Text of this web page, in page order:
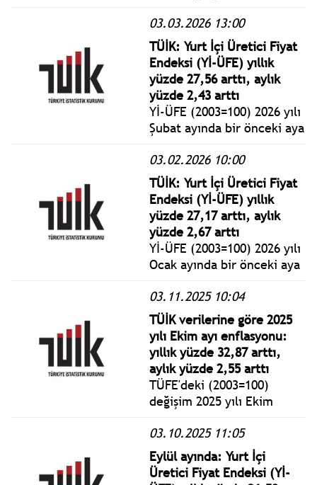
ayına göre %7,95 artış, bir
önceki yılın aynı ayına göre
%31,53 artış ve on iki aylık
ortalamalara göre %33,39
artış olarak gerçekleşti.
03.03.2026 13:00
TÜİK: Yurt İçi Üretici Fiyat
Endeksi (Yİ-ÜFE) yıllık
yüzde 27,56 arttı, aylık
yüzde 2,43 arttı
Yİ-ÜFE (2003=100) 2026 yılı
Şubat ayında bir önceki aya
yılın Aralık ayına göre
%5,16 artış, bir önceki yılın
aynı ayına göre %27,56 artış
ve on iki aylık ortalamalara
göre %25,60 artış gösterdi.
03.02.2026 10:00
TÜİK: Yurt İçi Üretici Fiyat
Endeksi (Yİ-ÜFE) yıllık
yüzde 27,17 arttı, aylık
yüzde 2,67 arttı
Yİ-ÜFE (2003=100) 2026 yılı
Ocak ayında bir önceki aya
yılın Aralık ayına göre
%2,67 artış, bir önceki yılın
aynı ayına göre %27,17 artış
ve on iki aylık ortalamalara
göre %25,39 artış gösterdi.
03.11.2025 10:04
TÜİK verilerine göre 2025
yılı Ekim ayı enflasyonu:
yıllık yüzde 32,87 arttı,
aylık yüzde 2,55 arttı
TÜFE'deki (2003=100)
değişim 2025 yılı Ekim
%2,55 artış, bir önceki yılın
Aralık ayına göre %28,63
artış, bir önceki yılın aynı
03.10.2025 11:05
Eylül ayında: Yurt İçi
Üretici Fiyat Endeksi (Yİ-